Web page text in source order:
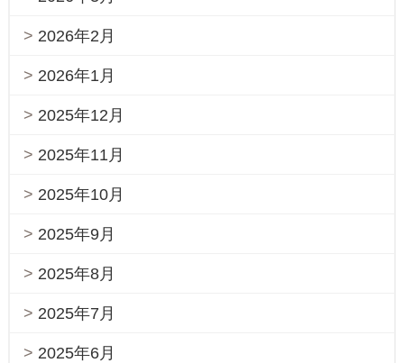
2026年2月
2026年1月
2025年12月
2025年11月
2025年10月
2025年9月
2025年8月
2025年7月
2025年6月